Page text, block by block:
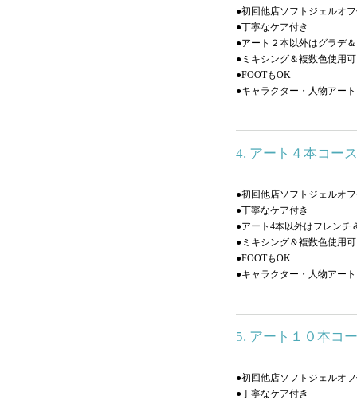
●初回他店ソフトジェルオ
●丁寧なケア付き
●アート２本以外はグラデ
●ミキシング＆複数色使用可
●FOOTもOK
●キャラクター・人物アー
4. アート４本コー
●初回他店ソフトジェルオ
●丁寧なケア付き
●アート4本以外はフレンチ
●ミキシング＆複数色使用可
●FOOTもOK
●キャラクター・人物アー
5. アート１０本コ
●初回他店ソフトジェルオ
●丁寧なケア付き